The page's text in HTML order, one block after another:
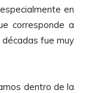
en
corresponde a
fue muy
dentro de la